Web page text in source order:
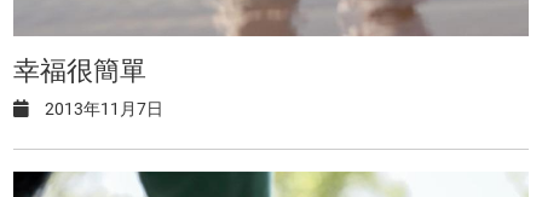
幸福很簡單
2013年11月7日